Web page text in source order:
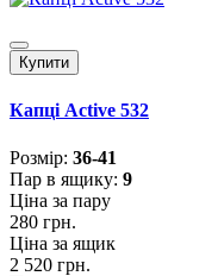
Купити
Капці Active 532
Розмiр: 36-41
Пар в ящику: 9
Ціна за пару
280 грн.
Ціна за ящик
2 520 грн.